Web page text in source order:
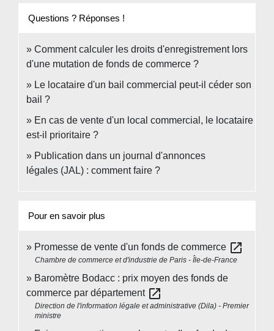
Questions ? Réponses !
Comment calculer les droits d'enregistrement lors
d'une mutation de fonds de commerce ?
Le locataire d'un bail commercial peut-il céder son
bail ?
En cas de vente d'un local commercial, le locataire
est-il prioritaire ?
Publication dans un journal d'annonces
légales (JAL) : comment faire ?
Pour en savoir plus
Promesse de vente d'un fonds de commerce open_in_new
Chambre de commerce et d'industrie de Paris - Île-de-France
Baromètre Bodacc : prix moyen des fonds de
commerce par département open_in_new
Direction de l'information légale et administrative (Dila) - Premier
ministre